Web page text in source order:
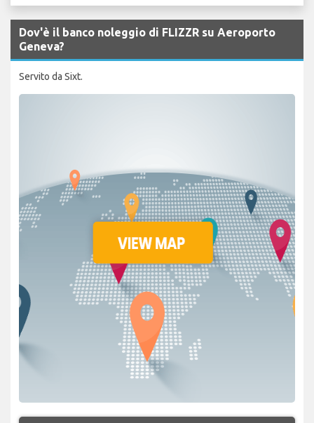
Dov'è il banco noleggio di FLIZZR su Aeroporto
Geneva?
Servito da Sixt.